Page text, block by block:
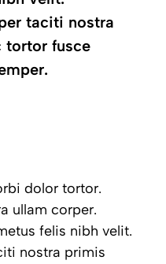
taciti nostra
tortor fusce
dolor tortor.
ullam corper.
felis nibh velit.
nostra primis